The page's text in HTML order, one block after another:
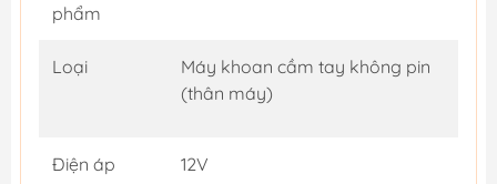
phẩm
Loại
Máy khoan cầm tay không pin
(thân máy)
Điện áp 12V